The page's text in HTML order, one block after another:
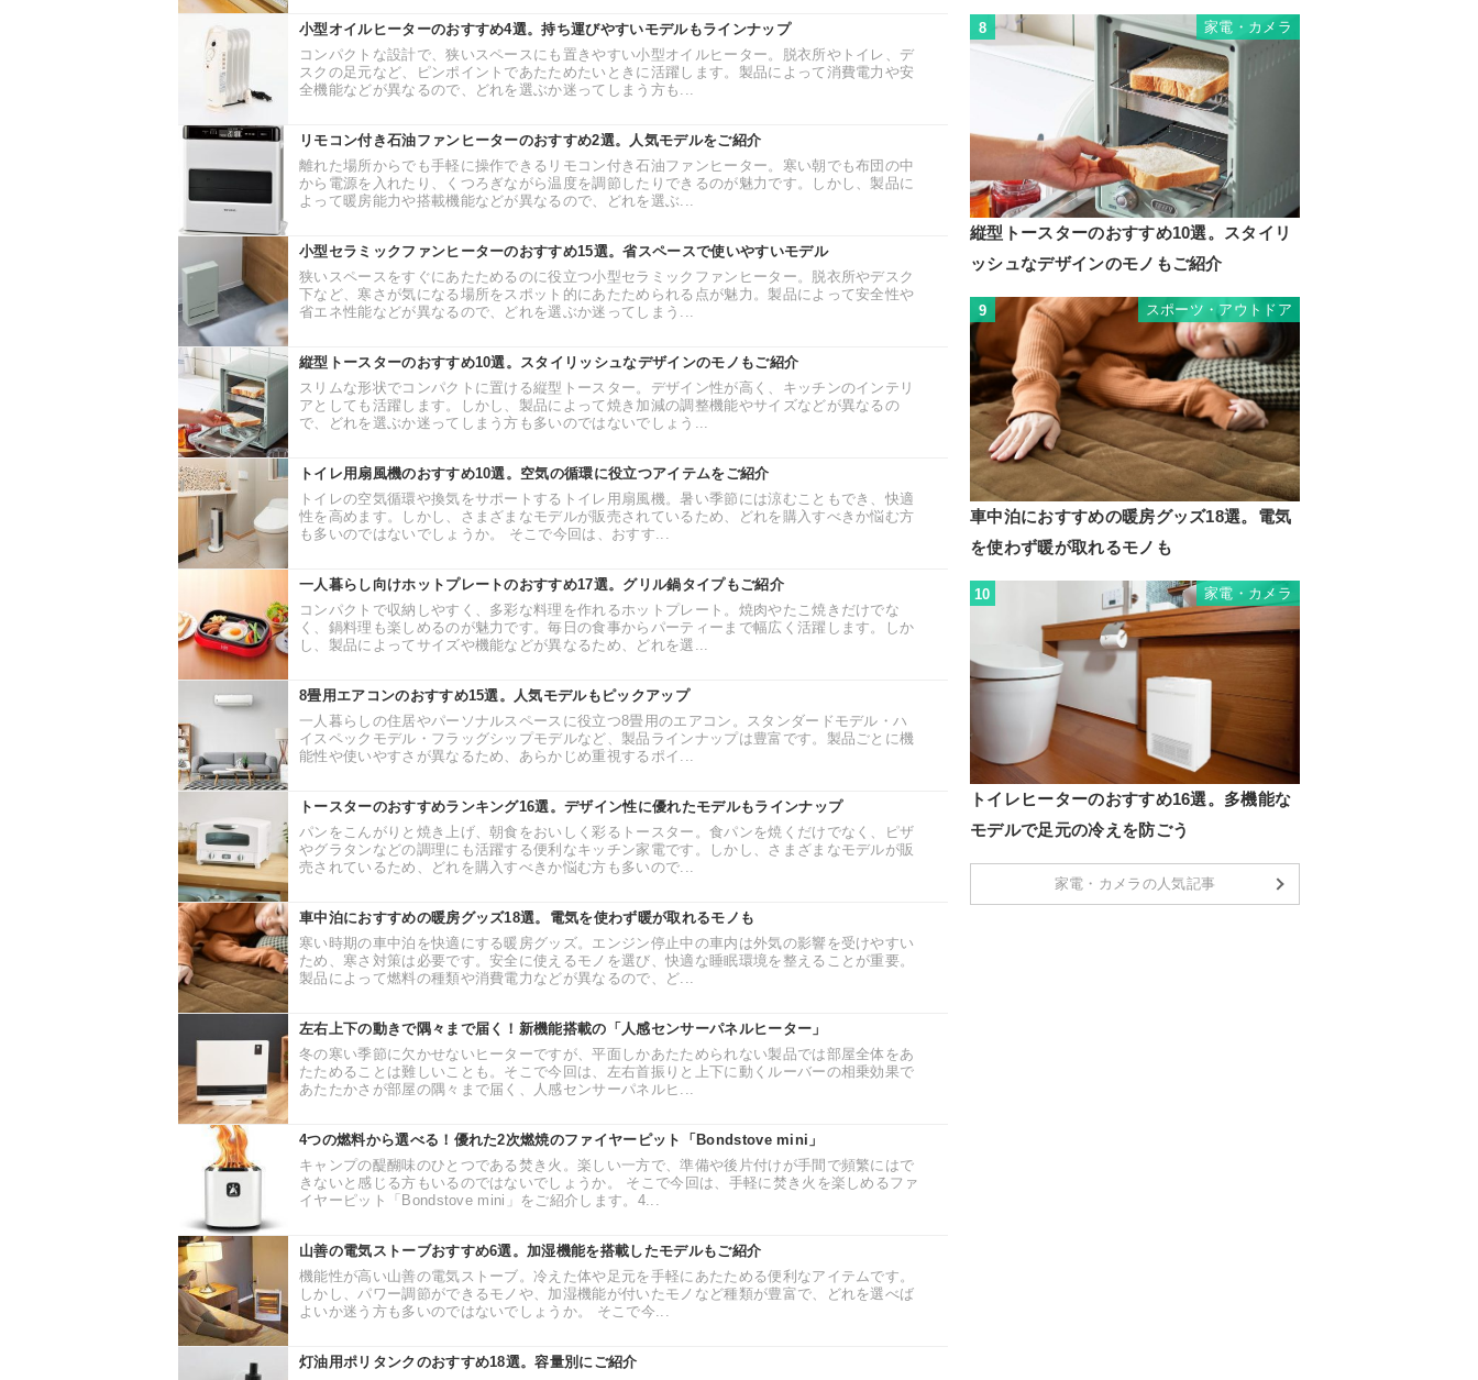
小型オイルヒーターのおすすめ4選。持ち運びやすいモデルもラインナップ
コンパクトな設計で、狭いスペースにも置きやすい小型オイルヒーター。脱衣所やトイレ、デ
スクの足元など、ピンポイントであたためたいときに活躍します。製品によって消費電力や安
全機能などが異なるので、どれを選ぶか迷ってしまう方も...
リモコン付き石油ファンヒーターのおすすめ2選。人気モデルをご紹介
離れた場所からでも手軽に操作できるリモコン付き石油ファンヒーター。寒い朝でも布団の中
から電源を入れたり、くつろぎながら温度を調節したりできるのが魅力です。しかし、製品に
よって暖房能力や搭載機能などが異なるので、どれを選ぶ...
小型セラミックファンヒーターのおすすめ15選。省スペースで使いやすいモデル
狭いスペースをすぐにあたためるのに役立つ小型セラミックファンヒーター。脱衣所やデスク
下など、寒さが気になる場所をスポット的にあたためられる点が魅力。製品によって安全性や
省エネ性能などが異なるので、どれを選ぶか迷ってしまう...
縦型トースターのおすすめ10選。スタイリッシュなデザインのモノもご紹介
スリムな形状でコンパクトに置ける縦型トースター。デザイン性が高く、キッチンのインテリ
アとしても活躍します。しかし、製品によって焼き加減の調整機能やサイズなどが異なるの
で、どれを選ぶか迷ってしまう方も多いのではないでしょう...
トイレ用扇風機のおすすめ10選。空気の循環に役立つアイテムをご紹介
トイレの空気循環や換気をサポートするトイレ用扇風機。暑い季節には涼むこともでき、快適
性を高めます。しかし、さまざまなモデルが販売されているため、どれを購入すべきか悩む方
も多いのではないでしょうか。 そこで今回は、おすす...
一人暮らし向けホットプレートのおすすめ17選。グリル鍋タイプもご紹介
コンパクトで収納しやすく、多彩な料理を作れるホットプレート。焼肉やたこ焼きだけでな
く、鍋料理も楽しめるのが魅力です。毎日の食事からパーティーまで幅広く活躍します。しか
し、製品によってサイズや機能などが異なるため、どれを選...
8畳用エアコンのおすすめ15選。人気モデルもピックアップ
一人暮らしの住居やパーソナルスペースに役立つ8畳用のエアコン。スタンダードモデル・ハ
イスペックモデル・フラッグシップモデルなど、製品ラインナップは豊富です。製品ごとに機
能性や使いやすさが異なるため、あらかじめ重視するポイ...
トースターのおすすめランキング16選。デザイン性に優れたモデルもラインナップ
パンをこんがりと焼き上げ、朝食をおいしく彩るトースター。食パンを焼くだけでなく、ピザ
やグラタンなどの調理にも活躍する便利なキッチン家電です。しかし、さまざまなモデルが販
売されているため、どれを購入すべきか悩む方も多いので...
車中泊におすすめの暖房グッズ18選。電気を使わず暖が取れるモノも
寒い時期の車中泊を快適にする暖房グッズ。エンジン停止中の車内は外気の影響を受けやすい
ため、寒さ対策は必要です。安全に使えるモノを選び、快適な睡眠環境を整えることが重要。
製品によって燃料の種類や消費電力などが異なるので、ど...
左右上下の動きで隅々まで届く！新機能搭載の「人感センサーパネルヒーター」
冬の寒い季節に欠かせないヒーターですが、平面しかあたためられない製品では部屋全体をあ
たためることは難しいことも。そこで今回は、左右首振りと上下に動くルーバーの相乗効果で
あたたかさが部屋の隅々まで届く、人感センサーパネルヒ...
4つの燃料から選べる！優れた2次燃焼のファイヤーピット「Bondstove mini」
キャンプの醍醐味のひとつである焚き火。楽しい一方で、準備や後片付けが手間で頻繁にはで
きないと感じる方もいるのではないでしょうか。 そこで今回は、手軽に焚き火を楽しめるファ
イヤーピット「Bondstove mini」をご紹介します。4...
山善の電気ストーブおすすめ6選。加湿機能を搭載したモデルもご紹介
機能性が高い山善の電気ストーブ。冷えた体や足元を手軽にあたためる便利なアイテムです。
しかし、パワー調節ができるモノや、加湿機能が付いたモノなど種類が豊富で、どれを選べば
よいか迷う方も多いのではないでしょうか。 そこで今...
灯油用ポリタンクのおすすめ18選。容量別にご紹介
8 家電・カメラ
縦型トースターのおすすめ10選。スタイリ
ッシュなデザインのモノもご紹介
9 スポーツ・アウトドア
車中泊におすすめの暖房グッズ18選。電気
を使わず暖が取れるモノも
10 家電・カメラ
トイレヒーターのおすすめ16選。多機能な
モデルで足元の冷えを防ごう
家電・カメラの人気記事